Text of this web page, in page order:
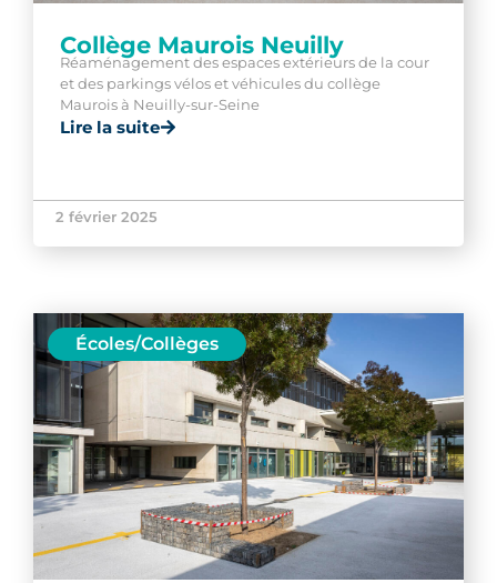
Collège Maurois Neuilly
Réaménagement des espaces extérieurs de la cour
et des parkings vélos et véhicules du collège
Maurois à Neuilly-sur-Seine
Lire la suite
2 février 2025
Écoles/Collèges